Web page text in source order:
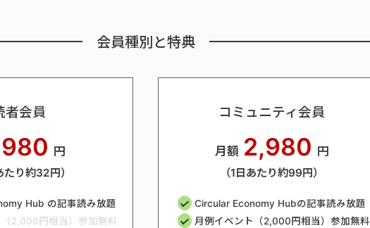
会員種別と特典
者会員
980 円
たり約32円）
Hub の記事読み放題
（2,000円相当）参加無料
コミュニティ会員
月額 2,980 円
（1日あたり約99円）
Circular Economy Hubの記事読み放題
月例イベント（2,000円相当）参加無料